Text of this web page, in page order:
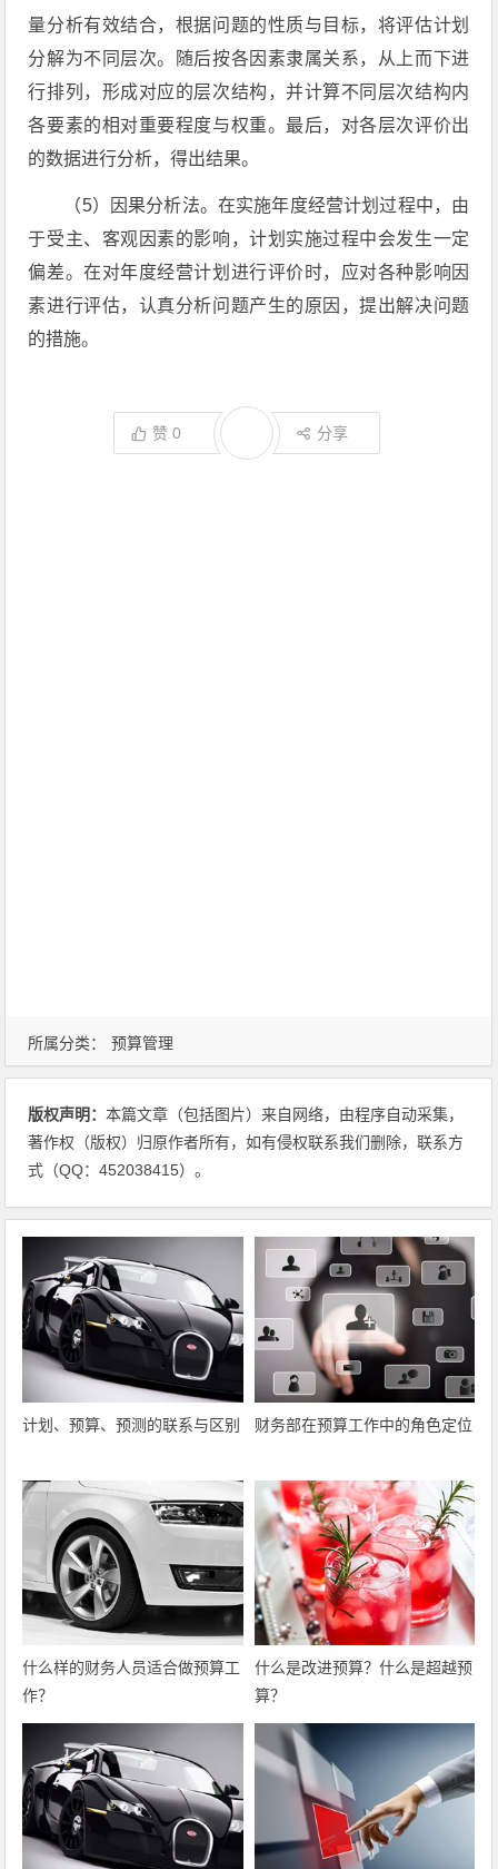
量分析有效结合，根据问题的性质与目标，将评估计划
分解为不同层次。随后按各因素隶属关系，从上而下进
行排列，形成对应的层次结构，并计算不同层次结构内
各要素的相对重要程度与权重。最后，对各层次评价出
的数据进行分析，得出结果。
（5）因果分析法。在实施年度经营计划过程中，由
于受主、客观因素的影响，计划实施过程中会发生一定
偏差。在对年度经营计划进行评价时，应对各种影响因
素进行评估，认真分析问题产生的原因，提出解决问题
的措施。
赞0 分享
所属分类： 预算管理
版权声明：本篇文章（包括图片）来自网络，由程序自动采集，
著作权（版权）归原作者所有，如有侵权联系我们删除，联系方
式（QQ：452038415）。
计划、预算、预测的联系与区别 财务部在预算工作中的角色定位
什么样的财务人员适合做预算工
作？
什么是改进预算？什么是超越预
算？